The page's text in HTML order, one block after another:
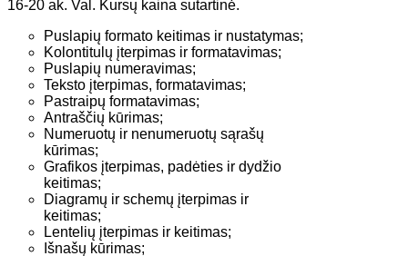
16-20 ak. Val. Kursų kaina sutartinė.
Puslapių formato keitimas ir nustatymas;
Kolontitulų įterpimas ir formatavimas;
Puslapių numeravimas;
Teksto įterpimas, formatavimas;
Pastraipų formatavimas;
Antraščių kūrimas;
Numeruotų ir nenumeruotų sąrašų
kūrimas;
Grafikos įterpimas, padėties ir dydžio
keitimas;
Diagramų ir schemų įterpimas ir
keitimas;
Lentelių įterpimas ir keitimas;
Išnašų kūrimas;